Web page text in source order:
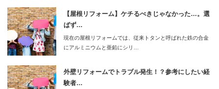
【屋根リフォーム】ケチるべきじゃなかった…。選
ばず…
現在の屋根リフォームでは、従来トタンと呼ばれた鉄の合金
にアルミニウムと亜鉛にシリ…
外壁リフォームでトラブル発生！？参考にしたい経
験者…